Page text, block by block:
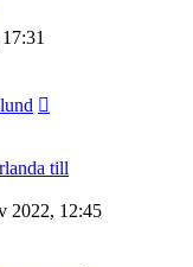
till
2022, 12:45